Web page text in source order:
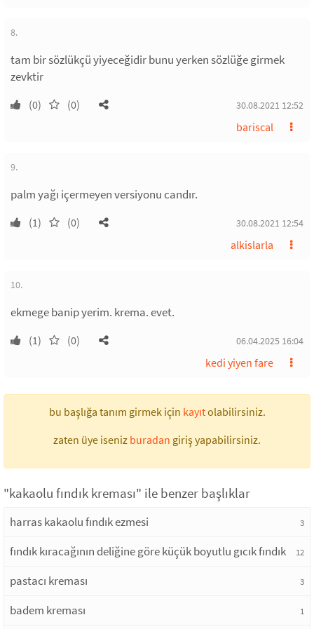
8.
tam bir sözlükçü yiyeceğidir bunu yerken sözlüğe girmek
zevktir
(0) (0) 30.08.2021 12:52
bariscal
9.
palm yağı içermeyen versiyonu candır.
(1) (0) 30.08.2021 12:54
alkislarla
10.
ekmege banip yerim. krema. evet.
(1) (0) 06.04.2025 16:04
kedi yiyen fare
bu başlığa tanım girmek için kayıtolabilirsiniz.
zaten üye iseniz buradan giriş yapabilirsiniz.
"kakaolu fındık kreması" ile benzer başlıklar
harras kakaolu fındık ezmesi 3
fındık kıracağının deliğine göre küçük boyutlu gıcık fındık 12
pastacı kreması 3
badem kreması 1